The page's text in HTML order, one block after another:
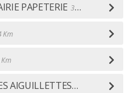
PAPETERIE 3,18 Km
Km
STATION TOTAL RELAIS DES AIGUILLETTES3,76 Km